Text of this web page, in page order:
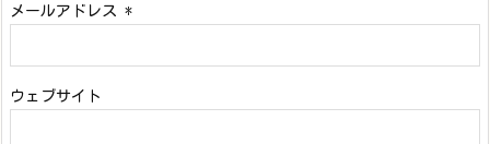
メールアドレス *
ウェブサイト